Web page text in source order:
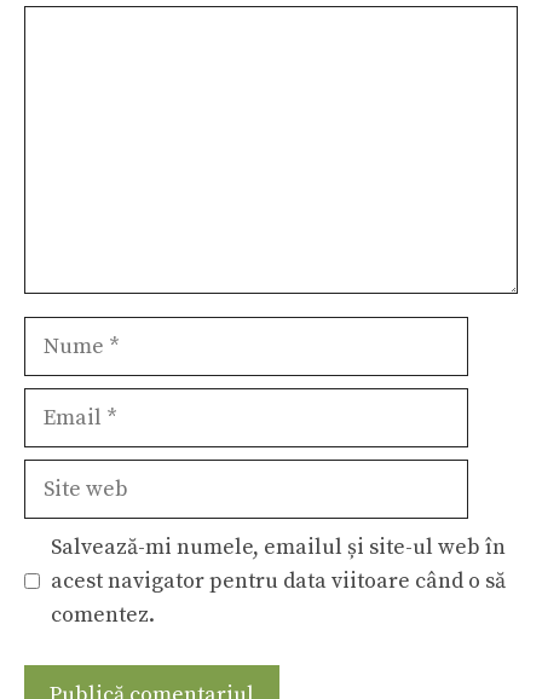
Site
Salvează-mi numele, emailul și site-ul web în
acest navigator pentru data viitoare când o să
comentez.